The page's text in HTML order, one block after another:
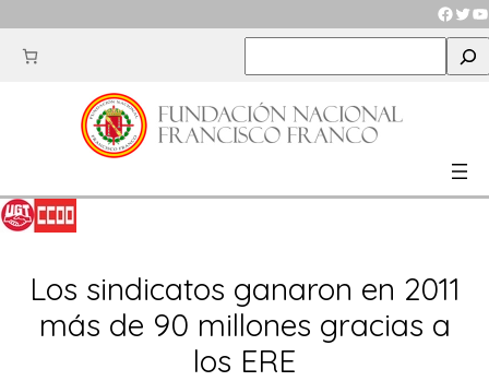
al
contenido
e
r
c
Los sindicatos ganaron en 2011
más de 90 millones gracias a
los ERE